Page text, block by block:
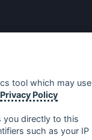
tool which may use
Privacy Policy
you directly to this
such as your IP